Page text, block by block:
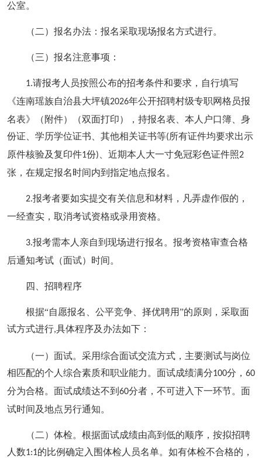
公室。
（二）报名办法：报名采取现场报名方式进行。
（三）报名注意事项：
1.请报考人员按照公布的招考条件和要求，自行填写
《连南瑶族自治县大坪镇2026年公开招聘村级专职网格员报
名表》（附件）（双面打印），持报名表、本人户口簿、身
份证、学历学位证书、其他相关证书等(所有证件均要求出示
原件核验及复印件1份) 、近期本人大一寸免冠彩色证件照2
张，在规定报名时间内到指定地点报名。
2.报考者要如实提交有关信息和材料，凡弄虚作假的，
一经查实，取消考试资格或录用资格。
3.报考需本人亲自到现场进行报名。报考资格审查合格
后通知考试（面试）时间。
四、招聘程序
根据“自愿报名、公平竞争、择优聘用”的原则，采取面
试方式进行,具体程序及办法如下：
（一）面试。采用综合面试交流方式，主要测试与岗位
相匹配的个人综合素质和职业能力。面试成绩满分100分， 60
分为合格。面试成绩达不到 60分者，不可进入下一环节。面
试时间及地点另行通知。
（二）体检。根据面试成绩由高到低的顺序，按拟招聘
人数1:1的比例确定入围体检人员名单。如有体检不合格的，